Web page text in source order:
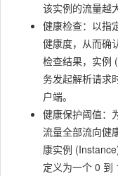
该实例的流量越
健康检查：以指
健康度，从而确
检查结果，实例
务发起解析请求
户端。
健康保护阈值：
流量全部流向健
康实例
定义为一个 0 到